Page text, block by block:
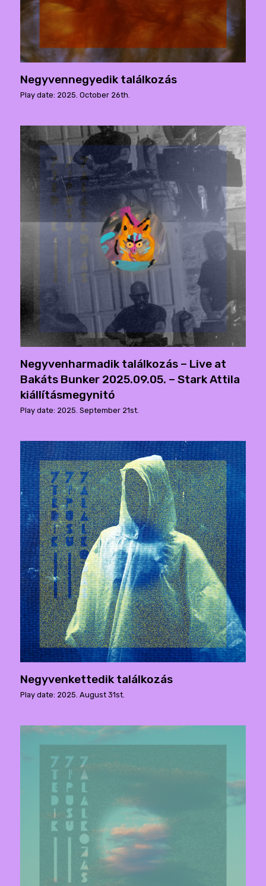
Negyvennegyedik találkozás
Play date: 2025. October 26th.
Negyvenharmadik találkozás – Live at
Bakáts Bunker 2025.09.05. – Stark Attila
kiállításmegynitó
Play date: 2025. September 21st.
Negyvenkettedik találkozás
Play date: 2025. August 31st.